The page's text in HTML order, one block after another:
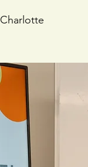
Charlotte